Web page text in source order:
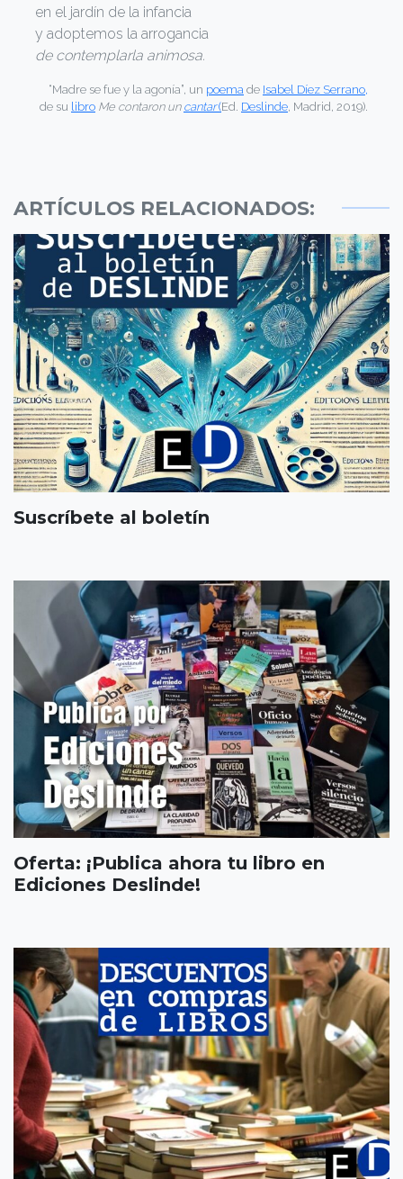
en el jardín de la infancia
y adoptemos la arrogancia
de contemplarla animosa.
“Madre se fue y la agonía”, un poema de Isabel Díez Serrano,
de su libro Me contaron un cantar(Ed. Deslinde, Madrid, 2019).
ARTÍCULOS RELACIONADOS:
Suscríbete al boletín
Oferta: ¡Publica ahora tu libro en
Ediciones Deslinde!